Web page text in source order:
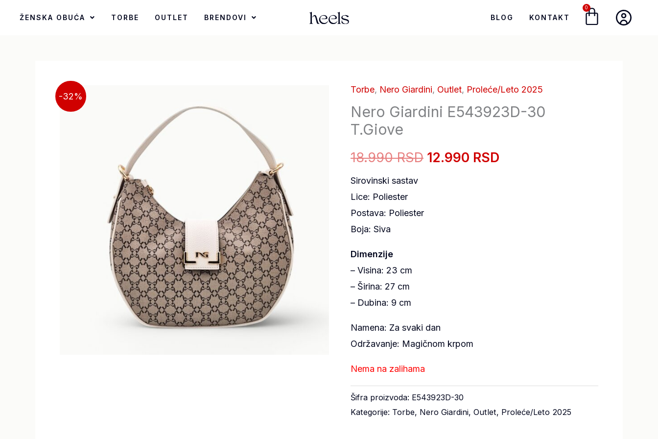
ŽENSKA OBUĆA TORBE OUTLET BRENDOVI BLOG KONTAKT
0
Cart
-32%
Torbe, Nero Giardini, Outlet, Proleće/Leto 2025
Nero Giardini E543923D-30
T.Giove
18.990 RSD
Originalna
cena
12.990 RSD
Trenutna
cena
Sirovinski sastav
Lice: Poliester
Postava: Poliester
Boja: Siva
Dimenzije
– Visina: 23 cm
– Širina: 27 cm
– Dubina: 9 cm
Namena: Za svaki dan
Održavanje: Magičnom krpom
Nema na zalihama
Šifra proizvoda: E543923D-30
Kategorije: Torbe, Nero Giardini, Outlet, Proleće/Leto 2025